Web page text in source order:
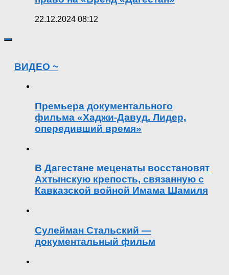
22.12.2024 08:12
ВИДЕО ~
Премьера документального
фильма «Хаджи-Давуд. Лидер,
опередивший время»
В Дагестане меценаты восстановят
Ахтынскую крепость, связанную с
Кавказской войной Имама Шамиля
Сулейман Стальский —
документальный фильм